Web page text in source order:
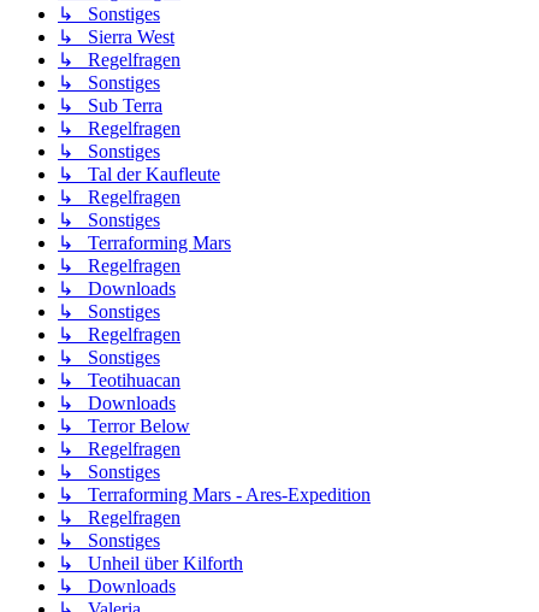
↳ Sonstiges
↳ Sierra West
↳ Regelfragen
↳ Sonstiges
↳ Sub Terra
↳ Regelfragen
↳ Sonstiges
↳ Tal der Kaufleute
↳ Regelfragen
↳ Sonstiges
↳ Terraforming Mars
↳ Regelfragen
↳ Downloads
↳ Sonstiges
↳ Regelfragen
↳ Sonstiges
↳ Teotihuacan
↳ Downloads
↳ Terror Below
↳ Regelfragen
↳ Sonstiges
↳ Terraforming Mars - Ares-Expedition
↳ Regelfragen
↳ Sonstiges
↳ Unheil über Kilforth
↳ Downloads